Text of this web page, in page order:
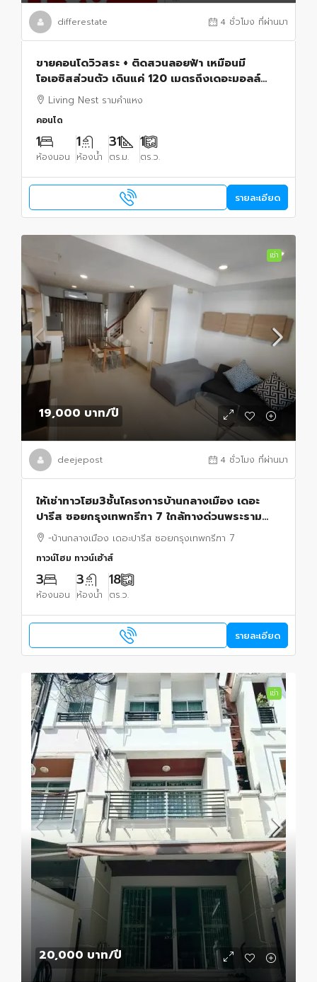
differestate 4 ชั่วโมง ที่ผ่านมา
ขายคอนโดวิวสระ + ติดสวนลอยฟ้า เหมือนมี
โอเอซิสส่วนตัว เดินแค่ 120 เมตรถึงเดอะมอลล์
บางกะปิ Tel.0949287889
Living Nest รามคำแหง
คอนโด
1
ห้องนอน
1
ห้องน้ำ
31
ตร.ม.
1
ตร.ว.
รายละเอียด
เช่า
19,000 บาท/ปี
deejepost 4 ชั่วโมง ที่ผ่านมา
ให้เช่าทาวโฮม3ชั้นโครงการบ้านกลางเมือง เดอะ
ปารีส ซอยกรุงเทพกรีฑา 7 ใกล้ทางด่วนพระราม
9ย่านหัวหมาก บางกะปิ รามคำแหง
-บ้านกลางเมือง เดอะปารีส ซอยกรุงเทพกรีฑา 7
ทาวน์โฮม ทาวน์เฮ้าส์
3
ห้องนอน
3
ห้องน้ำ
18
ตร.ว.
รายละเอียด
เช่า
20,000 บาท/ปี